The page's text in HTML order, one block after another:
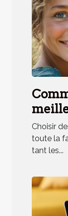
Choisir
toute la
tant les...